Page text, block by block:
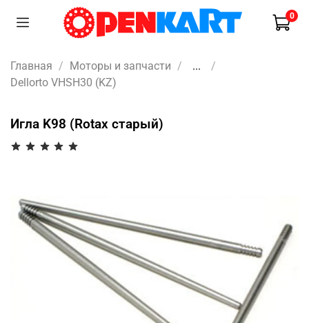
0
Главная Моторы и запчасти
...
Dellorto VHSH30 (KZ)
Игла K98 (Rotax старый)